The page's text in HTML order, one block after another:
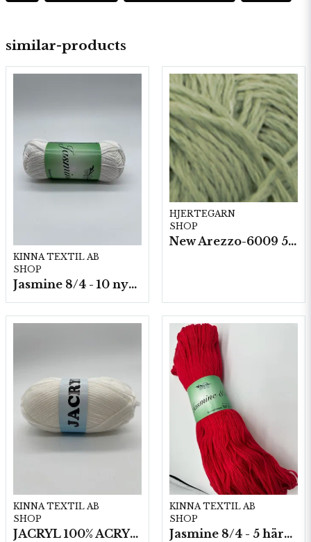
similar-products
KINNA TEXTIL AB
SHOP
Jasmine 8/4 - 10 nystan a50g./fp.
HJERTEGARN
SHOP
New Arezzo-6009 50g./nyst. 10 st/fp.
KINNA TEXTIL AB
SHOP
JACRYL 100% ACRYL 50 G
KINNA TEXTIL AB
SHOP
Jasmine 8/4 - 5 härvor a200g./fp.